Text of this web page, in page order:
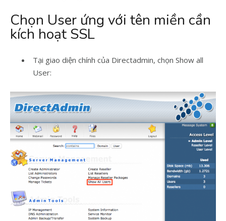
Chọn User ứng với tên miền cần
kích hoạt SSL
Tại giao diện chính của Directadmin, chọn Show all
User: